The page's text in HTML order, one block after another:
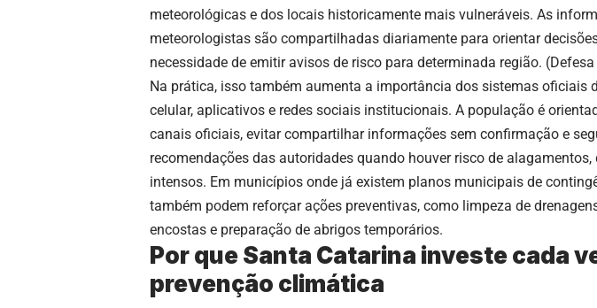
meteorológicas e dos locais historicamente mais vulneráveis. As
meteorologistas são compartilhadas diariamente para orientar
necessidade de emitir avisos de risco para determinada região. (
Na prática, isso também aumenta a importância dos sistemas oficiais
celular, aplicativos e redes sociais institucionais. A população é
canais oficiais, evitar compartilhar informações sem confirmação e
recomendações das autoridades quando houver risco de
intensos. Em municípios onde já existem planos municipais de
também podem reforçar ações preventivas, como limpeza de
encostas e preparação de abrigos temporários.
Por que Santa Catarina investe cada
prevenção climática